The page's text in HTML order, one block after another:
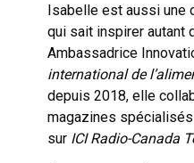
Isabelle est aussi une
qui sait inspirer autant
Ambassadrice
international de
depuis 2018, elle
magazines
sur ICI Radio-Canada